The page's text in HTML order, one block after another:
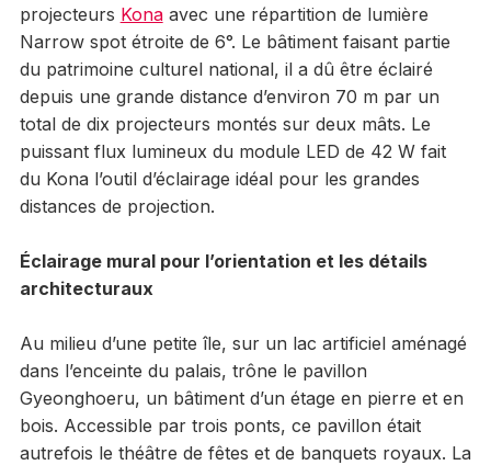
projecteurs Konaavec une répartition de lumière
Narrow spot étroite de 6°. Le bâtiment faisant partie
du patrimoine culturel national, il a dû être éclairé
depuis une grande distance d’environ 70 m par un
total de dix projecteurs montés sur deux mâts. Le
puissant flux lumineux du module LED de 42 W fait
du Kona l’outil d’éclairage idéal pour les grandes
distances de projection.
Éclairage mural pour l’orientation et les détails
architecturaux
Au milieu d’une petite île, sur un lac artificiel aménagé
dans l’enceinte du palais, trône le pavillon
Gyeonghoeru, un bâtiment d’un étage en pierre et en
bois. Accessible par trois ponts, ce pavillon était
autrefois le théâtre de fêtes et de banquets royaux. La